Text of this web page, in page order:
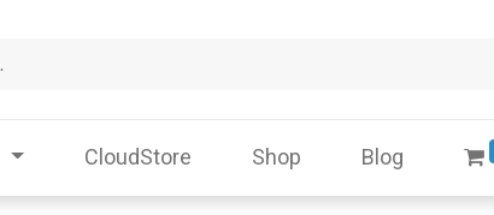
CloudStore Shop Blog